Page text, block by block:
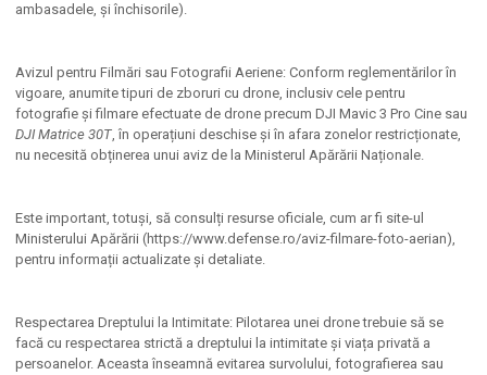
ambasadele, și închisorile).
Avizul pentru Filmări sau Fotografii Aeriene: Conform reglementărilor în
vigoare, anumite tipuri de zboruri cu drone, inclusiv cele pentru
fotografie și filmare efectuate de drone precum DJI Mavic 3 Pro Cine sau
DJI Matrice 30T, în operațiuni deschise și în afara zonelor restricționate,
nu necesită obținerea unui aviz de la Ministerul Apărării Naționale.
Este important, totuși, să consulți resurse oficiale, cum ar fi site-ul
Ministerului Apărării (https://www.defense.ro/aviz-filmare-foto-aerian),
pentru informații actualizate și detaliate.
Respectarea Dreptului la Intimitate: Pilotarea unei drone trebuie să se
facă cu respectarea strictă a dreptului la intimitate și viața privată a
persoanelor. Aceasta înseamnă evitarea survolului, fotografierea sau